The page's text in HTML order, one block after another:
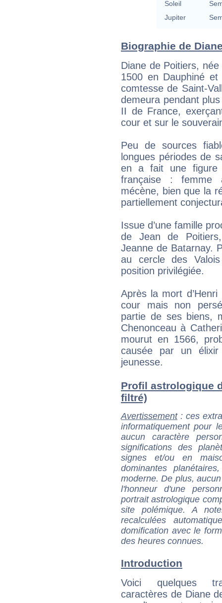
Soleil
Jupiter
Biographie de
Diane de Poitiers,
1500 en Dauphiné
comtesse de Saint-
demeura pendant
II de France,
cour et sur le
Peu de sources
longues périodes de
en a fait une figure
française : femme
mécène, bien que la
partiellement
Issue d’une famille
de Jean de
Jeanne de Batarnay.
au cercle des Valois
position privilégiée.
Après la mort
cour mais non
partie de ses biens,
Chenonceau à
mourut en 1566,
causée par un élixir
jeunesse.
Profil astrologique
filtré)
Avertissement: ces
informatiquement pour
aucun caractère
significations des
signes et/ou en
dominantes
moderne. De plus,
l'honneur d'une
portrait astrologique
site polémique. A
recalculées
domification avec le
des heures connues.
Introduction
Voici quelques
caractères de Diane